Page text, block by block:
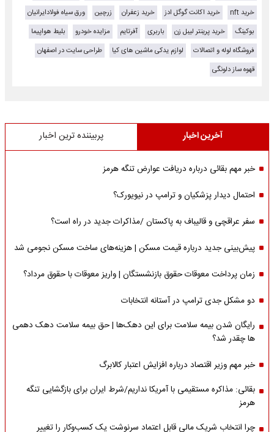
خرید nft
خرید اکانت گوگل ادز خرید زعفران زرچین
ورق سیاه فولادایرانیان
بوکینگ
خرید پرینتر لیبل زن باربری آفرتایم مزایده خودرو
بلیط هواپیما
فروشگاه لوله و اتصالات
لوازم یدکی ماشین های کیا
طراحی سایت در اصفهان
قهوه ساز دلونگی
آخرین اخبار پربیننده ترین اخبار
خبر مهم بقائی درباره دریافت عوارض تنگه هرمز
احتمال دیدار پزشکیان و ترامپ در نیویورک؟
سفر عراقچی و قالیباف به پاکستان /مذاکرات جدید در راه است؟
پیش‌بینی جدید درباره قیمت مسکن | هزینه‌های ساخت مسکن نجومی شد
زمان پرداخت معوقات حقوق بازنشستگان | واریز معوقات با حقوق مرداد؟
دو مشکل جدی ترامپ در آستانه انتخابات
رایگان شدن بیمه سلامت برای این دهک‌ها | حق بیمه‌ سلامت دهک دهمی
ها چقدر شد؟
خبر مهم وزیر اقتصاد درباره افزایش اعتبار کالابرگ
بقائی: مذاکره مستقیمی با آمریکا نداریم/شرط ایران برای بازگشایی تنگه
هرمز
چرا انتخاب شریک مالی قابل اعتماد سرنوشت یک کسب‌وکار را تغییر